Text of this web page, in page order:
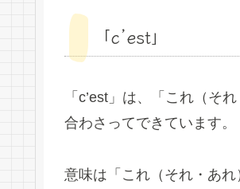
「c’est」
「c’est」は、「これ（そ
合わさってできています。
意味は「これ（それ・あれ